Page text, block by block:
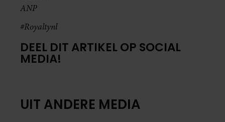
ANP
#Royaltynl
DEEL DIT ARTIKEL OP SOCIAL
MEDIA!
UIT ANDERE MEDIA